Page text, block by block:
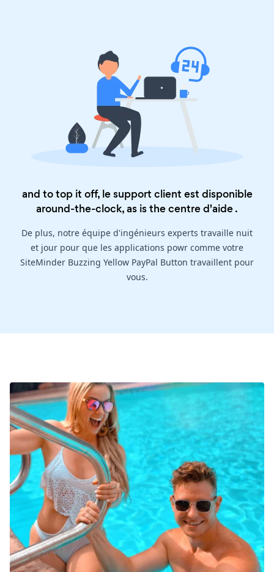
and to top it off, le support client est disponible
around-the-clock, as is thecentre d'aide.
De plus, notre équipe d'ingénieurs experts travaille nuit
et jour pour que les applications powr comme votre
SiteMinder Buzzing Yellow PayPal Button travaillent pour
vous.